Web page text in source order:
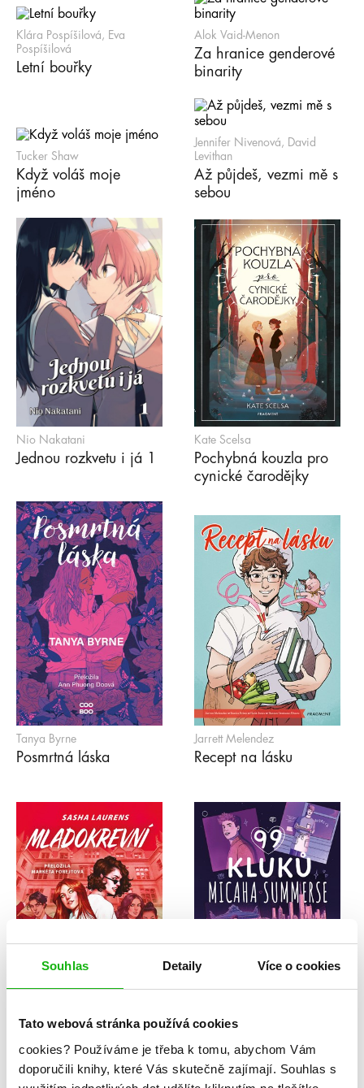
Souhlas Detaily Více o cookies
Tato webová stránka používá cookies
cookies? Používáme je třeba k tomu, abychom Vám
doporučili knihy, které Vás skutečně zajímají. Souhlas s
Klára Pospíšilová, Eva
Pospíšilová
Letní bouřky
Alok Vaid-Menon
Za hranice genderové
binarity
Tucker Shaw
Když voláš moje
jméno
Jennifer Nivenová, David
Levithan
Až půjdeš, vezmi mě s
sebou
Nio Nakatani
Jednou rozkvetu i já 1
Kate Scelsa
Pochybná kouzla pro
cynické čarodějky
Tanya Byrne
Posmrtná láska
Jarrett Melendez
Recept na lásku
99 kluků Micaha
Summerse